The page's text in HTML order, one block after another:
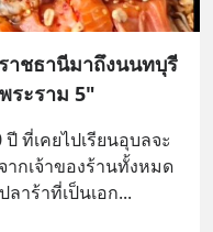
าชธานีมาถึงนนทบุรี
ระราม 5"
ที่เคยไปเรียนอุบลจะ
กเจ้าของร้านทั้งหมด
าร้าที่เป็นเอก...